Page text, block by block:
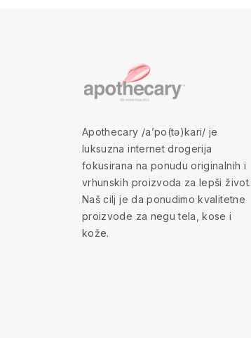
Apothecary /a’po(tə)kari/ je
luksuzna internet drogerija
fokusirana na ponudu originalnih i
vrhunskih proizvoda za lepši život.
Naš cilj je da ponudimo kvalitetne
proizvode za negu tela, kose i
kože.